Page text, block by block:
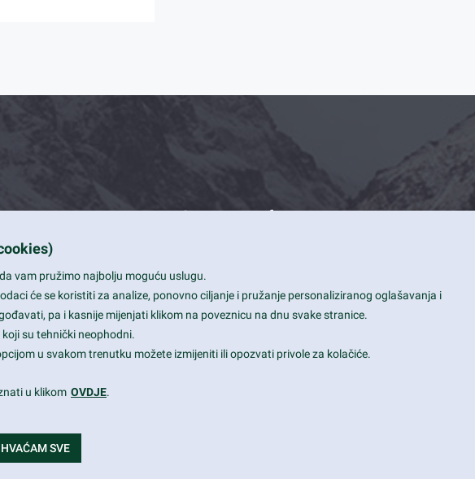
Contact Info
View, CA 94043
+1 650-253-0000
Daily: 9:00 am - 6:00 pm
vam pružimo najbolju moguću uslugu.
će se koristiti za analize, ponovno ciljanje i pružanje personaliziranog oglašavanja i
pa i kasnije mijenjati klikom na poveznicu na dnu svake stranice.
su tehnički neophodni.
u svakom trenutku možete izmijeniti ili opozvati privole za kolačiće.
u klikom OVDJE.
SVE